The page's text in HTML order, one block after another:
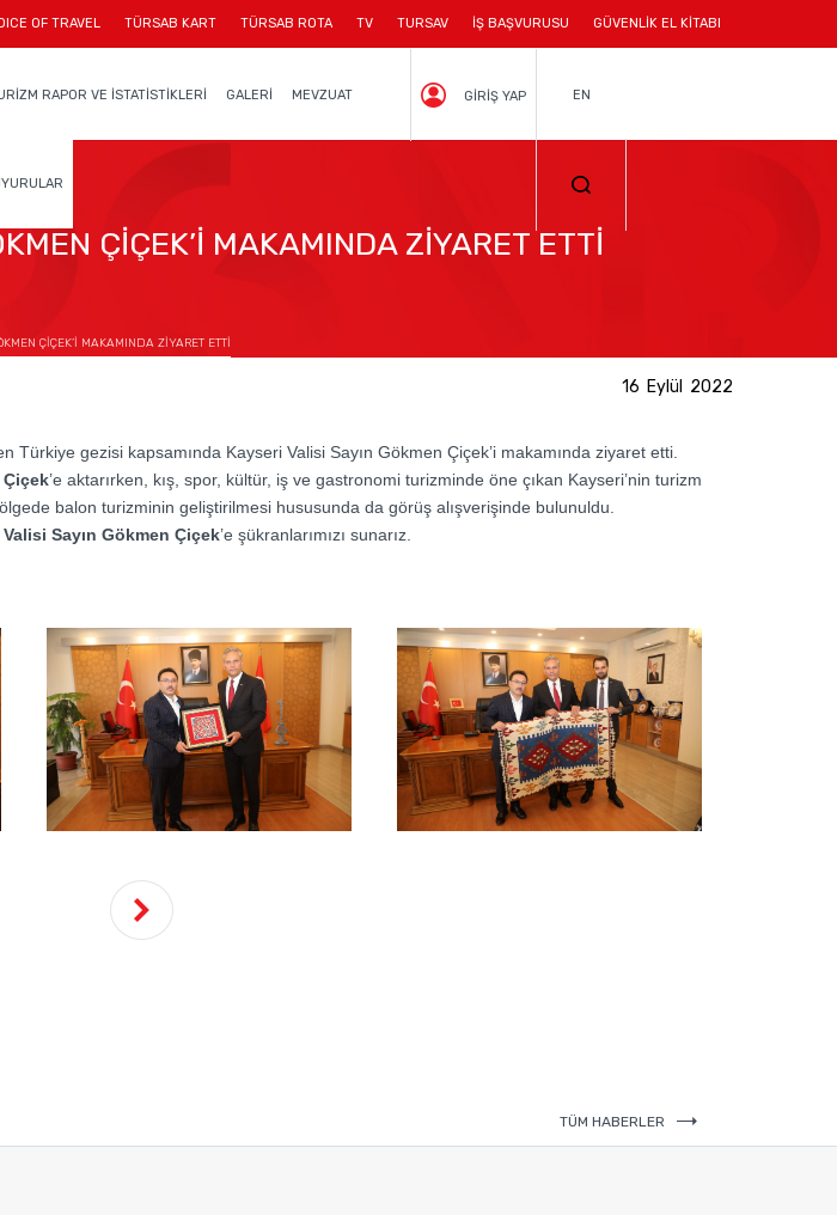
OF TRAVEL TÜRSAB KART TÜRSAB ROTA TV TURSAV İŞ BAŞVURUSU GÜVENLİK EL KİTABI
RAPOR VE İSTATİSTİKLERİ GALERİ MEVZUAT GİRİŞ YAP EN
ÇİÇEK’İ MAKAMINDA ZİYARET ETTİ
ÇİÇEK’İ MAKAMINDA ZİYARET ETTİ
16 Eylül 2022
gezisi kapsamında Kayseri Valisi Sayın Gökmen Çiçek’i makamında ziyaret etti.
Çiçek’e aktarırken, kış, spor, kültür, iş ve gastronomi turizminde öne çıkan Kayseri’nin turizm
balon turizminin geliştirilmesi hususunda da görüş alışverişinde bulunuldu.
Sayın Gökmen Çiçek’e şükranlarımızı sunarız.
TÜM HABERLER